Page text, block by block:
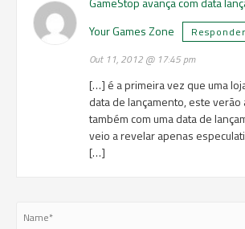
Your Games Zone
Responder
Out 11, 2012 @ 17:45 pm
[…] é a primeira vez que uma
data de lançamento, este verão
também com uma data de
veio a revelar apenas
[…]